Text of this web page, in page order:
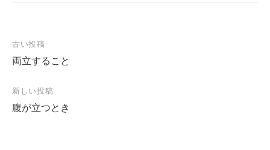
投
稿
ナ
ビ
古い投稿
両立すること
新しい投稿
腹が立つとき